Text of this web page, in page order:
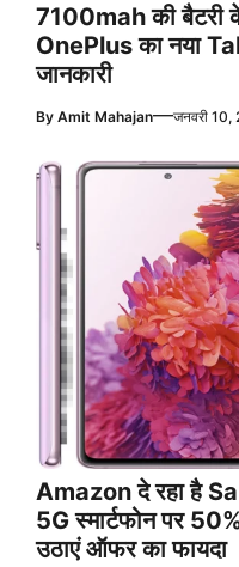
7100mah की बैटरी
OnePlus का नया
जानकारी
By Amit Mahajan—जनवरी 10,
Amazon दे रहा है
5G स्मार्टफोन पर
उठाएं ऑफर का फायदा